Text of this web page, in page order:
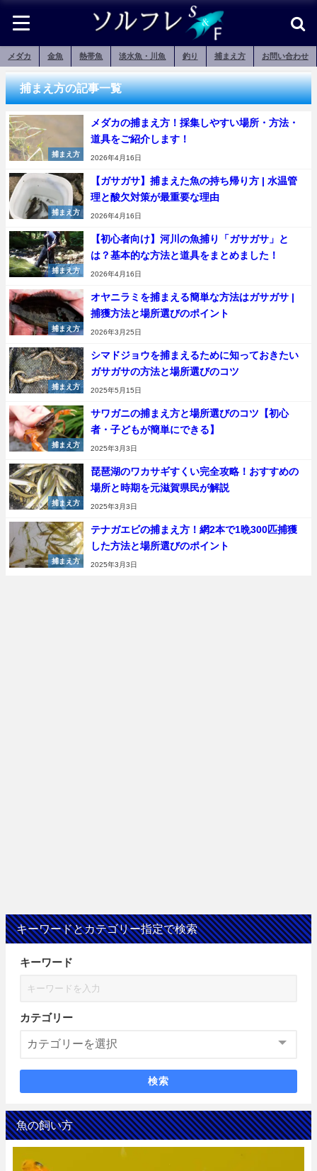
メダカ 金魚 熱帯魚 淡水魚・川魚 釣り 捕まえ方 お問い合わせ
捕まえ方の記事一覧
捕まえ方
メダカの捕まえ方！採集しやすい場所・方法・
道具をご紹介します！
2026年4月16日
捕まえ方
【ガサガサ】捕まえた魚の持ち帰り方 | 水温管
理と酸欠対策が最重要な理由
2026年4月16日
捕まえ方
【初心者向け】河川の魚捕り「ガサガサ」と
は？基本的な方法と道具をまとめました！
2026年4月16日
捕まえ方
オヤニラミを捕まえる簡単な方法はガサガサ |
捕獲方法と場所選びのポイント
2026年3月25日
捕まえ方
シマドジョウを捕まえるために知っておきたい
ガサガサの方法と場所選びのコツ
2025年5月15日
捕まえ方
サワガニの捕まえ方と場所選びのコツ【初心
者・子どもが簡単にできる】
2025年3月3日
捕まえ方
琵琶湖のワカサギすくい完全攻略！おすすめの
場所と時期を元滋賀県民が解説
2025年3月3日
捕まえ方
テナガエビの捕まえ方！網2本で1晩300匹捕獲
した方法と場所選びのポイント
2025年3月3日
キーワードとカテゴリー指定で検索
キーワード
カテゴリー
検索
魚の飼い方